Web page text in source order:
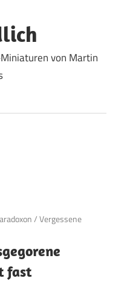
von Martin
/Vergessene
fast